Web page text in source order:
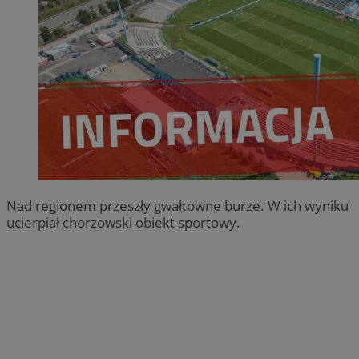
Nad regionem przeszły gwałtowne burze. W ich wyniku
ucierpiał chorzowski obiekt sportowy.